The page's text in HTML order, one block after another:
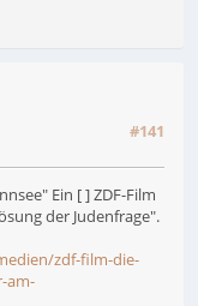
#141
Ein [ ] ZDF-Film
der Judenfrage".
zdf-film-die-
am-